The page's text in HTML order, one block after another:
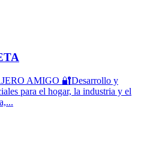
AMIGO 🔐Desarrollo y
para el hogar, la industria y el